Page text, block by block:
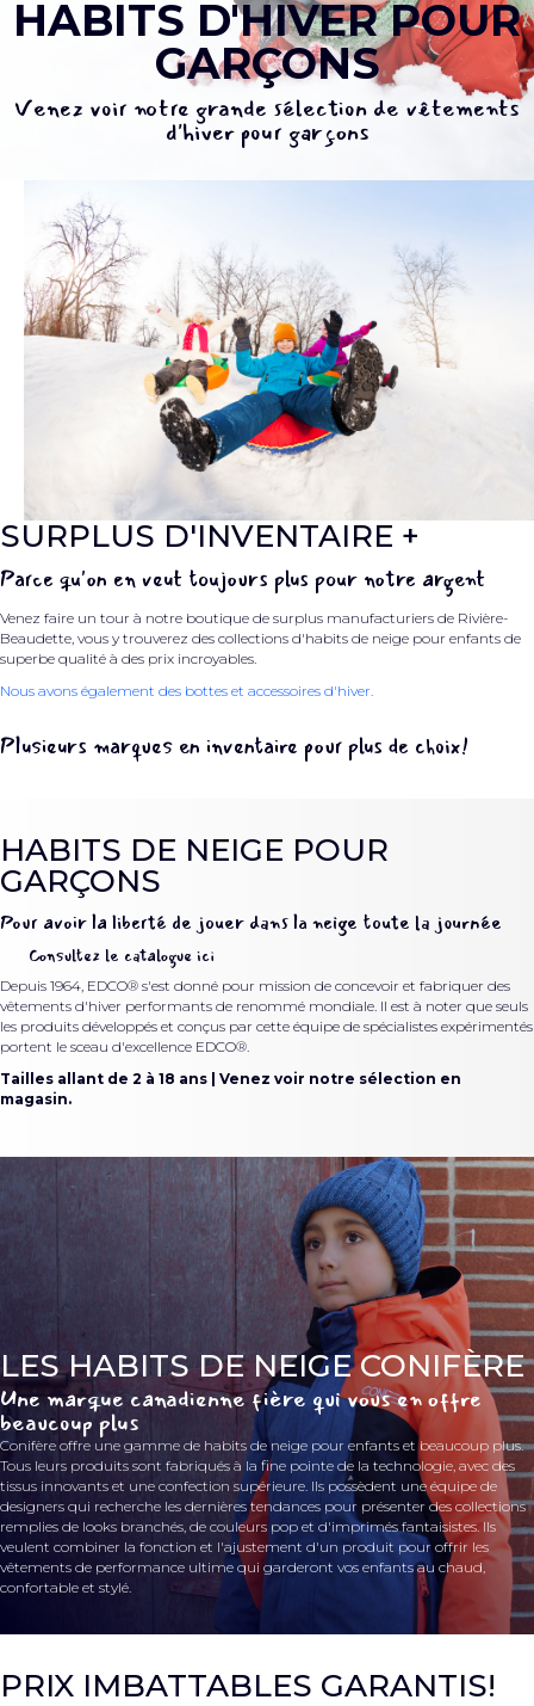
HABITS D'HIVER POUR
GARÇONS
Venez voir notre grande sélection de vêtements
d'hiver pour garçons
SURPLUS D'INVENTAIRE +
Parce qu'on en veut toujours plus pour notre argent
Venez faire un tour à notre boutique de surplus manufacturiers de Rivière-
Beaudette, vous y trouverez des collections d'habits de neige pour enfants de
superbe qualité à des prix incroyables.
Nous avons également des bottes et accessoires d'hiver.
Plusieurs marques en inventaire pour plus de choix!
HABITS DE NEIGE POUR
GARÇONS
Pour avoir la liberté de jouer dans la neige toute la journée
Consultez le catalogue ici
Depuis 1964, EDCO® s'est donné pour mission de concevoir et fabriquer des
vêtements d'hiver performants de renommé mondiale. Il est à noter que seuls
les produits développés et conçus par cette équipe de spécialistes expérimentés
portent le sceau d'excellence EDCO®.
Tailles allant de 2 à 18 ans | Venez voir notre sélection en
magasin.
LES HABITS DE NEIGE CONIFÈRE
Une marque canadienne fière qui vous en offre
beaucoup plus
Conifère offre une gamme de habits de neige pour enfants et beaucoup plus.
Tous leurs produits sont fabriqués à la fine pointe de la technologie, avec des
tissus innovants et une confection supérieure. Ils possèdent une équipe de
designers qui recherche les dernières tendances pour présenter des collections
remplies de looks branchés, de couleurs pop et d'imprimés fantaisistes. Ils
veulent combiner la fonction et l'ajustement d'un produit pour offrir les
vêtements de performance ultime qui garderont vos enfants au chaud,
confortable et stylé.
PRIX IMBATTABLES GARANTIS!